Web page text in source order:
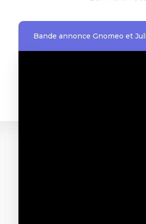
Bande annonce Gnomeo et